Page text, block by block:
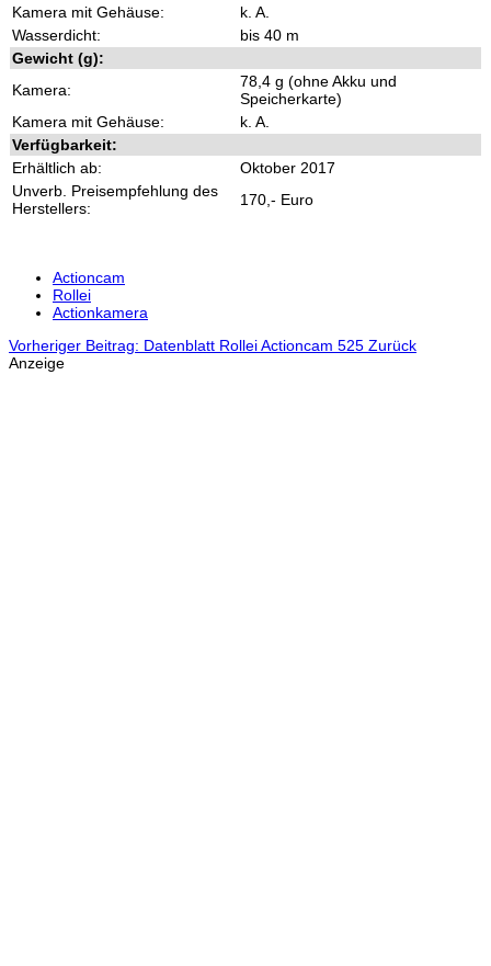
Kamera mit Gehäuse:
k. A.
Wasserdicht:
bis 40 m
Gewicht (g):
Kamera:
78,4 g (ohne Akku und
Speicherkarte)
Kamera mit Gehäuse:
k. A.
Verfügbarkeit:
Erhältlich ab:
Oktober 2017
Unverb. Preisempfehlung des
Herstellers:
170,- Euro
Actioncam
Rollei
Actionkamera
Vorheriger Beitrag: Datenblatt Rollei Actioncam 525 Zurück
Anzeige